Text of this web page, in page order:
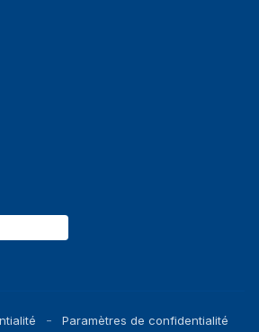
Paramètres de confidentialité